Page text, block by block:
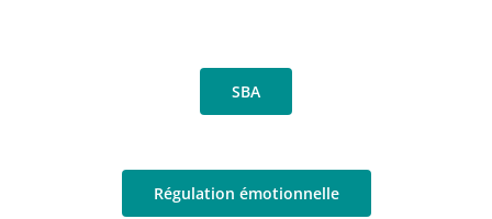
SBA
Régulation émotionnelle